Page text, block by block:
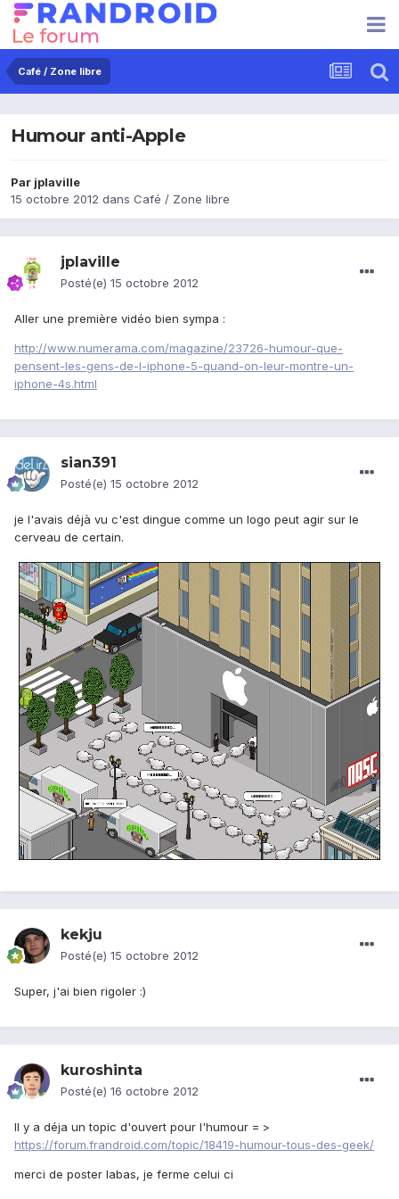
Café / Zone libre
Humour anti-Apple
Par jplaville
15 octobre 2012 dans Café / Zone libre
jplaville
Posté(e) 15 octobre 2012
Aller une première vidéo bien sympa :
http://www.numerama.com/magazine/23726-humour-que-
pensent-les-gens-de-l-iphone-5-quand-on-leur-montre-un-
iphone-4s.html
sian391
Posté(e) 15 octobre 2012
je l'avais déjà vu c'est dingue comme un logo peut agir sur le
cerveau de certain.
kekju
Posté(e) 15 octobre 2012
Super, j'ai bien rigoler :)
kuroshinta
Posté(e) 16 octobre 2012
Il y a déja un topic d'ouvert pour l'humour = >
https://forum.frandroid.com/topic/18419-humour-tous-des-geek/
merci de poster labas, je ferme celui ci